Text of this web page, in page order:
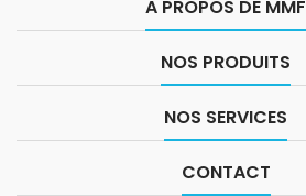
A PROPOS DE MMF
NOS PRODUITS
NOS SERVICES
CONTACT